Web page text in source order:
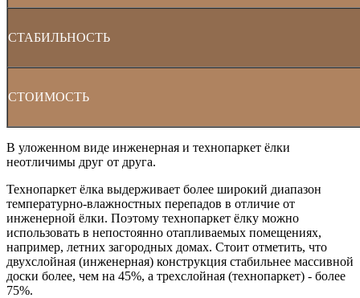
СТАБИЛЬНОСТЬ
СТОИМОСТЬ
В уложенном виде инженерная и технопаркет ёлки
неотличимы друг от друга.
Технопаркет ёлка выдерживает более широкий диапазон
температурно-влажностных перепадов в отличие от
инженерной ёлки. Поэтому технопаркет ёлку можно
использовать в непостоянно отапливаемых помещениях,
например, летних загородных домах. Стоит отметить, что
двухслойная (инженерная) конструкция стабильнее массивной
доски более, чем на 45%, а трехслойная (технопаркет) - более
75%.